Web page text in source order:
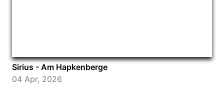
Sirius - Am Hapkenberge
04 Apr, 2026